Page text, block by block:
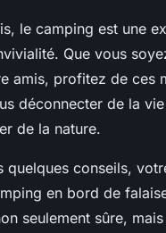
le camping est une
Que vous
amis, profitez de ces
déconnecter de la
de la nature.
quelques conseils,
en bord de
seulement sûre, mais